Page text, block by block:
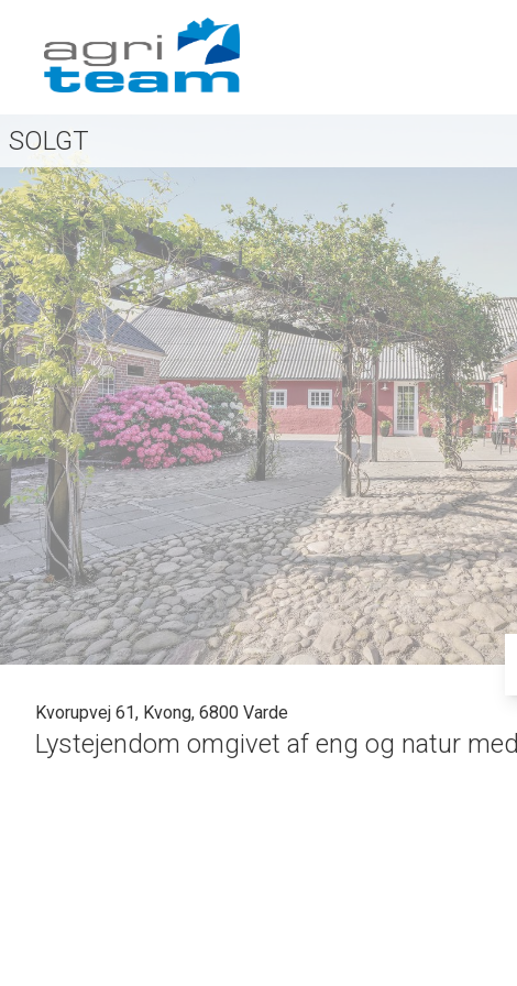
SOLGT
Kvorupvej 61, Kvong, 6800 Varde
Lystejendom omgivet af eng og natur